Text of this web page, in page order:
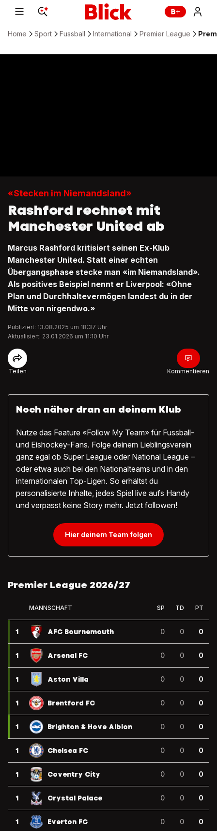
Home Sport Fussball International Premier League
«Stecken im Niemandsland»
Rashford rechnet mit
Manchester United ab
Marcus Rashford kritisiert seinen Ex-Klub
Manchester United. Statt einer echten
Übergangsphase stecke man «im Niemandsland».
Als positives Beispiel nennt er Liverpool: «Ohne
Plan und Durchhaltevermögen landest du in der
Mitte von nirgendwo.»
Publiziert: 13.08.2025 um 18:37 Uhr
Aktualisiert: 23.01.2026 um 11:10 Uhr
Teilen Kommentieren
Noch näher dran an deinem Klub
Nutze das Feature «Follow My Team» für Fussball-
und Eishockey-Fans. Folge deinem Lieblingsverein
ganz egal ob Super League oder National League –
oder etwa auch bei den Nationalteams und in den
internationalen Top-Ligen. So erhältst du
personalisierte Inhalte, jedes Spiel live aufs Handy
und verpasst keine Story mehr. Jetzt followen!
Hier deinem Team folgen
Premier League 2026/27
MANNSCHAFT SP TD PT
1 AFC Bournemouth 0 0 0
1 Arsenal FC 0 0 0
1 Aston Villa 0 0 0
1 Brentford FC 0 0 0
1 Brighton & Hove Albion 0 0 0
1 Chelsea FC 0 0 0
1 Coventry City 0 0 0
1 Crystal Palace 0 0 0
1 Everton FC 0 0 0